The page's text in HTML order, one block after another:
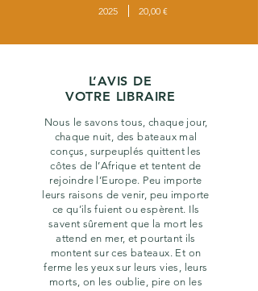
2025
20,00 €
L’AVIS DE
VOTRE LIBRAIRE
Nous le savons tous, chaque jour,
chaque nuit, des bateaux mal
conçus, surpeuplés quittent les
côtes de l’Afrique et tentent de
rejoindre l’Europe. Peu importe
leurs raisons de venir, peu importe
ce qu’ils fuient ou espèrent. Ils
savent sûrement que la mort les
attend en mer, et pourtant ils
montent sur ces bateaux. Et on
ferme les yeux sur leurs vies, leurs
morts, on les oublie, pire on les